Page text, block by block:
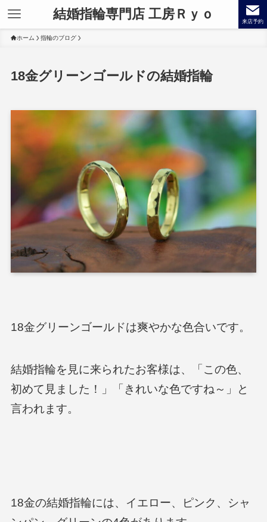
結婚指輪専門店 工房Ｒｙｏ 来店予約
ホーム 指輪のブログ
18金グリーンゴールドの結婚指輪
18金グリーンゴールドは爽やかな色合いです。
結婚指輪を見に来られたお客様は、「この色、
初めて見ました！」「きれいな色ですね～」と
言われます。
18金の結婚指輪には、イエロー、ピンク、シャ